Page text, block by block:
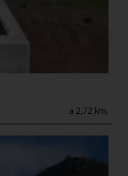
a 2,72 km.